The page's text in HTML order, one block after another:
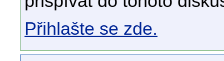
Přihlašte se zde.